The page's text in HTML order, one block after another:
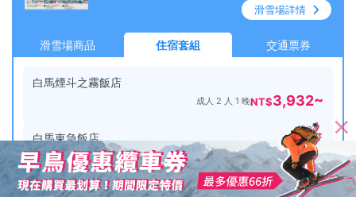
滑雪場詳情
滑雪場商品 住宿套組 交通票券
白馬煙斗之霧飯店
成人 2 人 1 晚NT$3,932~
白馬東急飯店
成人 2 人 1 晚 NT$ 8,057~
商品一覽
查看滑雪場優惠